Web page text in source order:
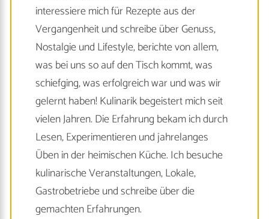
interessiere mich für Rezepte aus der
Vergangenheit und schreibe über Genuss,
Nostalgie und Lifestyle, berichte von allem,
was bei uns so auf den Tisch kommt, was
schiefging, was erfolgreich war und was wir
gelernt haben! Kulinarik begeistert mich seit
vielen Jahren. Die Erfahrung bekam ich durch
Lesen, Experimentieren und jahrelanges
Üben in der heimischen Küche. Ich besuche
kulinarische Veranstaltungen, Lokale,
Gastrobetriebe und schreibe über die
gemachten Erfahrungen.